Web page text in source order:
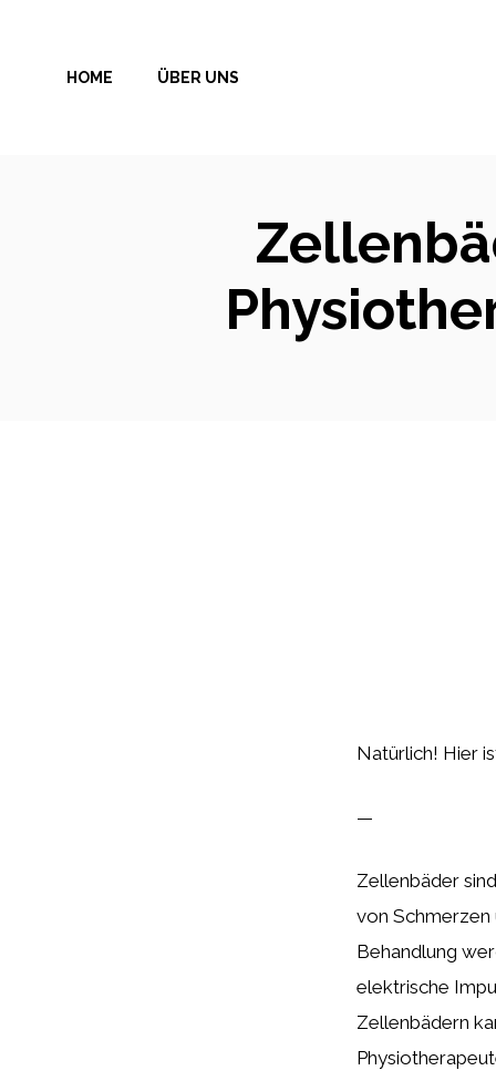
springenHOME ÜBER UNS
Natürlich! Hier
—
Zellenbäder
von Schmerzen
Behandlung
elektrische
Zellenbädern